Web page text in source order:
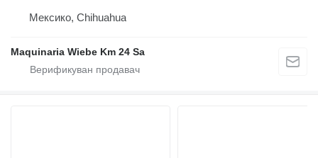
Мексико, Chihuahua
Maquinaria Wiebe Km 24 Sa